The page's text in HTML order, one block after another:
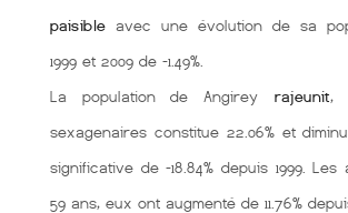
paisible avec une évolution de sa
1999 et 2009 de -1.49%.
La population de Angirey rajeunit,
sexagenaires constitue 22.06% et
significative de -18.84% depuis 1999.
59 ans, eux ont augmenté de 11.76%